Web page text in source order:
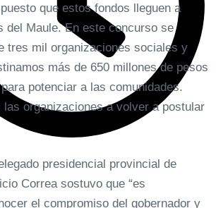
que estos fondos lleguen a
del Maule. En este concurso se
tres mil organizaciones sociales y
más de 650 millones de pesos
potenciar a las comunidades.
las organizaciones a volver a postular
presidencial provincial de
Correa sostuvo que “es
el compromiso del gobernador y